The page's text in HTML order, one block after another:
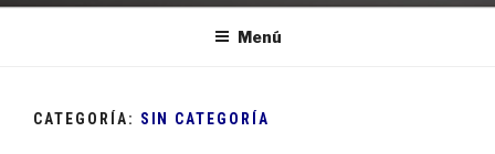
Menú
CATEGORÍA: SIN CATEGORÍA